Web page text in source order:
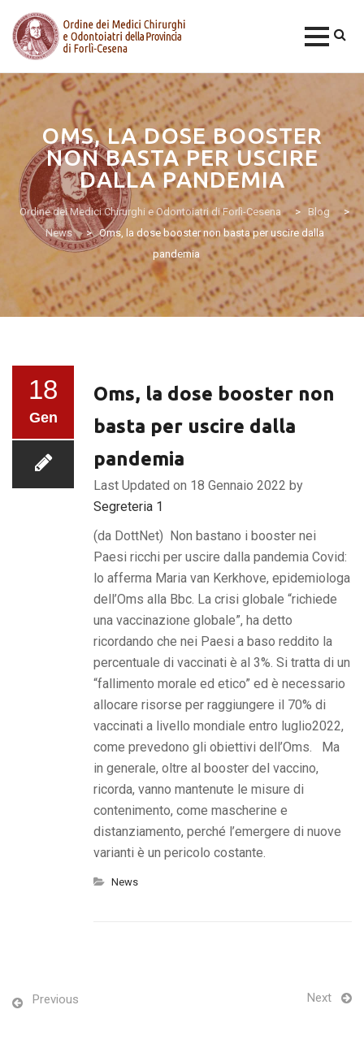
Skip
to
contentOMS, LA DOSE BOOSTER
NON BASTA PER USCIRE
DALLA PANDEMIA
Ordine dei Medici Chirurghi e Odontoiatri di Forlì-Cesena > Blog
>
News
> Oms, la dose booster non basta per uscire dalla
pandemia
18
Gen
Oms, la dose booster non
basta per uscire dalla
pandemia
Last Updated on 18 Gennaio 2022 by
Segreteria 1
(da DottNet) Non bastano i booster nei
Paesi ricchi per uscire dalla pandemia Covid:
lo afferma Maria van Kerkhove, epidemiologa
dell’Oms alla Bbc. La crisi globale “richiede
una vaccinazione globale”, ha detto
ricordando che nei Paesi a baso reddito la
percentuale di vaccinati è al 3%. Si tratta di un
“fallimento morale ed etico” ed è necessario
allocare risorse per raggiungere il 70% di
vaccinati a livello mondiale entro luglio2022,
come prevedono gli obiettivi dell’Oms. Ma
in generale, oltre al booster del vaccino,
ricorda, vanno mantenute le misure di
contenimento, come mascherine e
distanziamento, perché l’emergere di nuove
varianti è un pericolo costante.
News
Previous Next